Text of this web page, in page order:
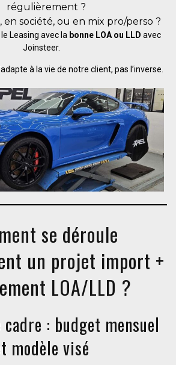
régulièrement ?
en société, ou en mix pro/perso ?
Leasing avec la bonne LOA ou LLD avec
Joinsteer.
à la vie de notre client, pas l’inverse.
se déroule
un projet import +
LOA/LLD ?
: budget mensuel
modèle visé